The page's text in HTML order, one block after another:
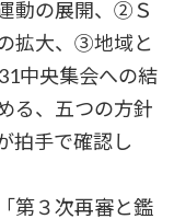
動の展開、②Ｓ
拡大、③地域と
中央集会への結
る、五つの方針
拍手で確認し
第３次再審と鑑